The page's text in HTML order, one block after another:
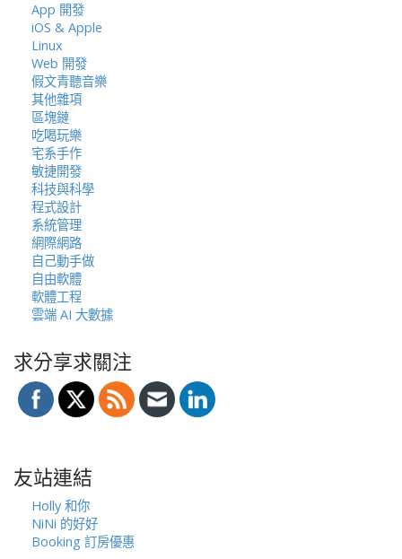
App 開發
iOS & Apple
Linux
Web 開發
假文青聽音樂
其他雜項
區塊鏈
吃喝玩樂
宅系手作
敏捷開發
科技與科學
程式設計
系統管理
網際網路
自己動手做
自由軟體
軟體工程
雲端 AI 大數據
求分享求關注
友站連結
Holly 和你
NiNi 的好好
Booking 訂房優惠